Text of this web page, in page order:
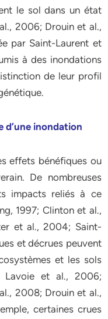
le sol dans un état
2006; Drouin et al.,
par Saint-Laurent et
à des inondations
de leur profil
d’une inondation
effets bénéfiques ou
De nombreuses
impacts reliés à ce
1997; Clinton et al.,
et al., 2004; Saint-
et décrues peuvent
et les sols
Lavoie et al., 2006;
2008; Drouin et al.,
certaines crues